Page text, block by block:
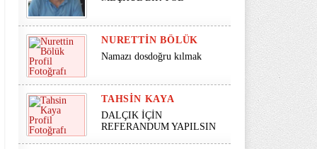
NURETTIN BÖLÜK
Namazı dosdoğru kılmak
TAHSIN KAYA
DALÇIK İÇİN
REFERANDUM YAPILSIN